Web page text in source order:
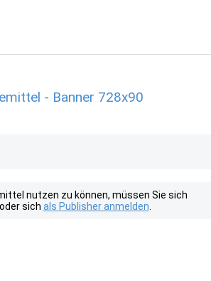
- Banner 728x90
nutzen zu können, müssen Sie sich
sich als Publisher anmelden